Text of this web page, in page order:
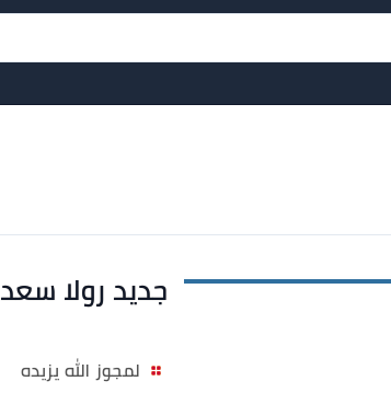
جديد رولا سعد
لمجوز الله يزيده